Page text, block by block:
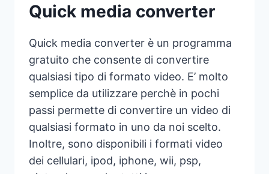
Quick media converter
Quick media converter è un programma
gratuito che consente di convertire
qualsiasi tipo di formato video. E’ molto
semplice da utilizzare perchè in pochi
passi permette di convertire un video di
qualsiasi formato in uno da noi scelto.
Inoltre, sono disponibili i formati video
dei cellulari, ipod, iphone, wii, psp,